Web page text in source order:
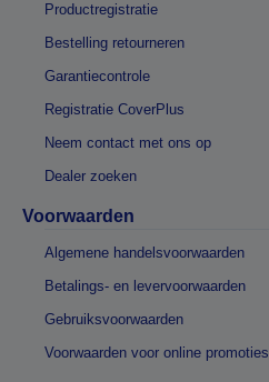
Productregistratie
Bestelling retourneren
Garantiecontrole
Registratie CoverPlus
Neem contact met ons op
Dealer zoeken
Voorwaarden
Algemene handelsvoorwaarden
Betalings- en levervoorwaarden
Gebruiksvoorwaarden
Voorwaarden voor online promoties